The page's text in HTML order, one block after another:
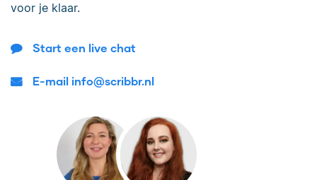
voor je klaar.
Start een live chat
E-mail info@scribbr.nl